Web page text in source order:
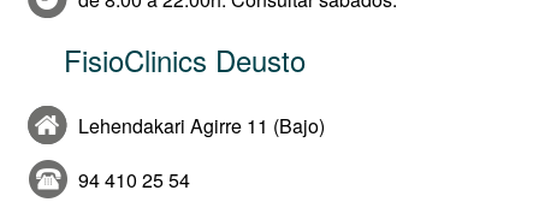
FisioClinics Deusto
Lehendakari Agirre 11 (Bajo)
94 410 25 54